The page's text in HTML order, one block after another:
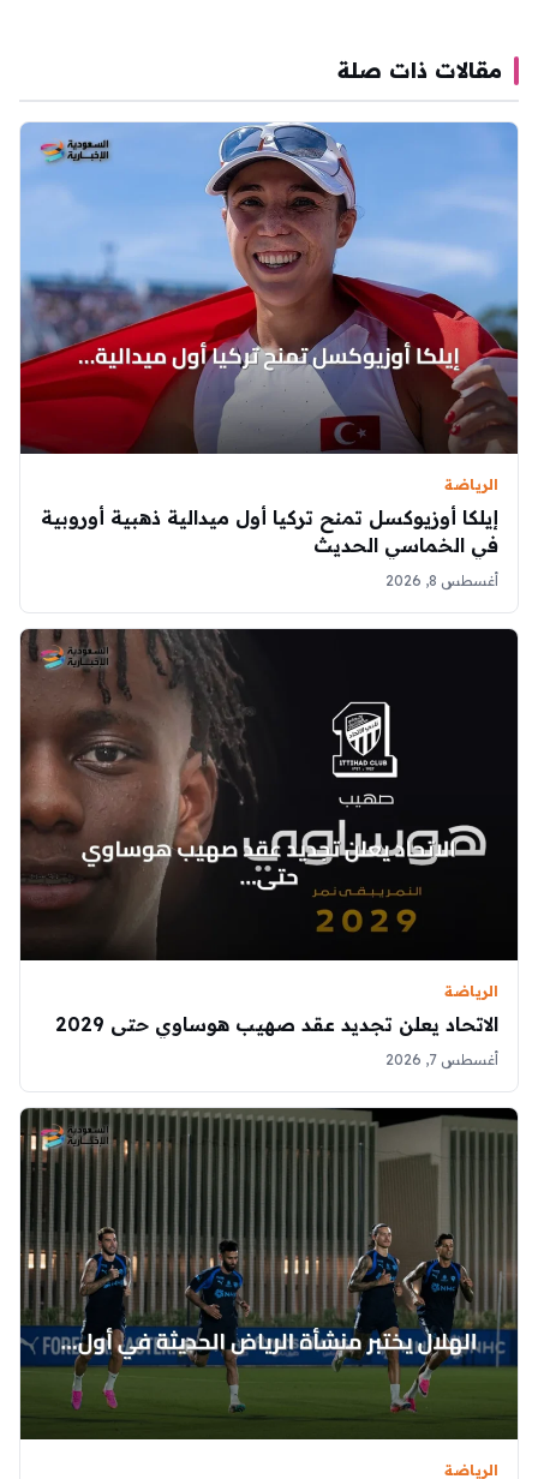
مقالات ذات صلة
الرياضة
إيلكا أوزيوكسل تمنح تركيا أول ميدالية ذهبية أوروبية
في الخماسي الحديث
أغسطس 8, 2026
الرياضة
الاتحاد يعلن تجديد عقد صهيب هوساوي حتى 2029
أغسطس 7, 2026
الرياضة